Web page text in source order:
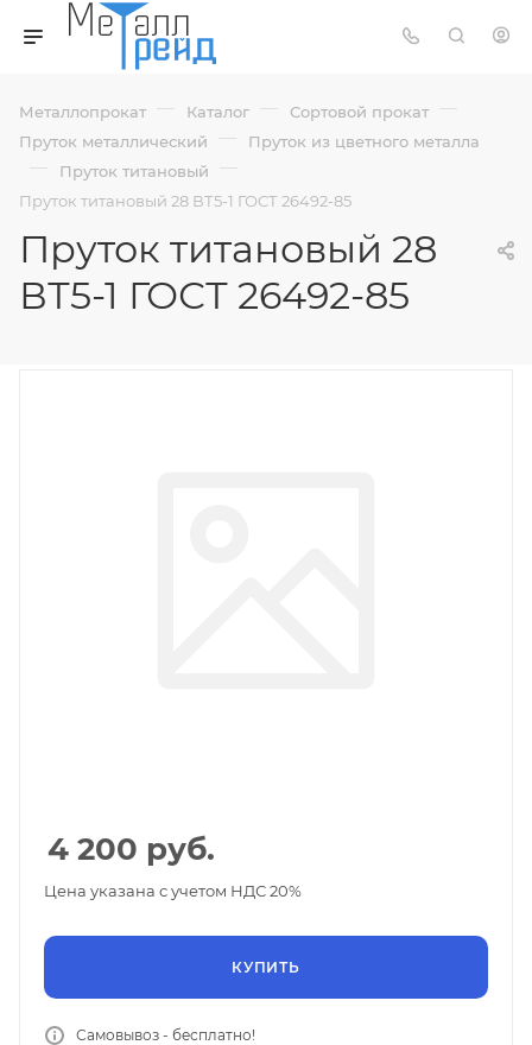
Металлопрокат — Каталог — Сортовой прокат —
Пруток металлический — Пруток из цветного металла
— Пруток титановый —
Пруток титановый 28 ВТ5-1 ГОСТ 26492-85
Пруток титановый 28
ВТ5-1 ГОСТ 26492-85
4 200 руб.
Цена указана с учетом НДС 20%
КУПИТЬ
Самовывоз - бесплатно!